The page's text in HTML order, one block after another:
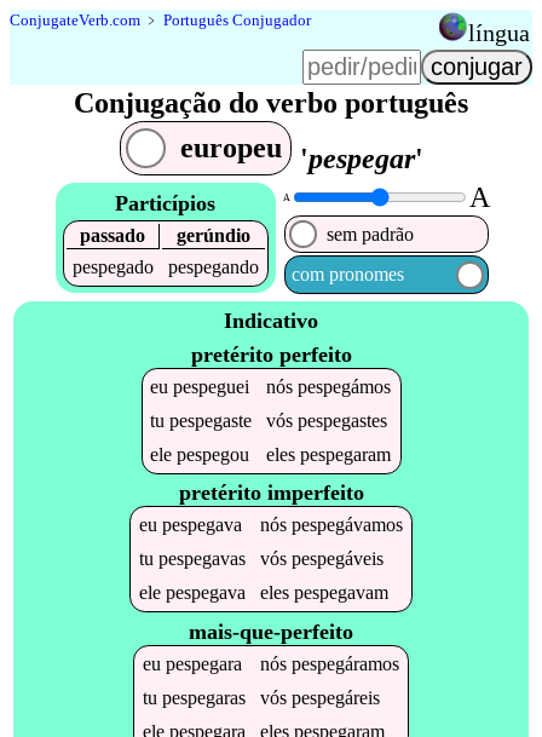
ConjugateVerb.com ﹥ Português Conjugador língua
Conjugação do verbo português
europeu
'pespegar'
Particípios
passado
gerúndio
pespegado
pespegando
A A
sem padrão
com pronomes
Indicativo
pretérito perfeito
eupespeguei nóspespegámos
tupespegaste vóspespegastes
elepespegou elespespegaram
pretérito imperfeito
eu pespegava nós pespegávamos
tu pespegavas vós pespegáveis
ele pespegava eles pespegavam
mais-que-perfeito
eu pespegara nós pespegáramos
tu pespegaras vós pespegáreis
ele pespegara eles pespegaram